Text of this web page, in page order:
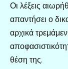
Οι λέξεις
απαντήσει ο
αρχικά
θέση της.